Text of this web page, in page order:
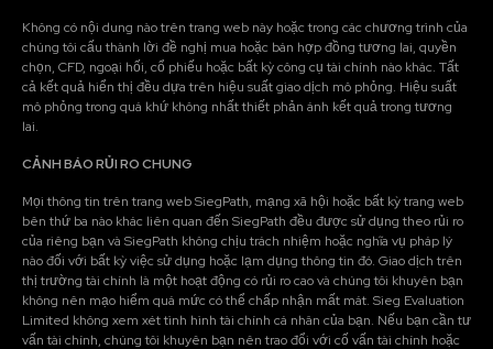
Không có nội dung nào trên trang web này hoặc trong các chương trình của
chúng tôi cấu thành lời đề nghị mua hoặc bán hợp đồng tương lai, quyền
chọn, CFD, ngoại hối, cổ phiếu hoặc bất kỳ công cụ tài chính nào khác. Tất
cả kết quả hiển thị đều dựa trên hiệu suất giao dịch mô phỏng. Hiệu suất
mô phỏng trong quá khứ không nhất thiết phản ánh kết quả trong tương
lai.
CẢNH BÁO RỦI RO CHUNG
Mọi thông tin trên trang web SiegPath, mạng xã hội hoặc bất kỳ trang web
bên thứ ba nào khác liên quan đến SiegPath đều được sử dụng theo rủi ro
của riêng bạn và SiegPath không chịu trách nhiệm hoặc nghĩa vụ pháp lý
nào đối với bất kỳ việc sử dụng hoặc lạm dụng thông tin đó. Giao dịch trên
thị trường tài chính là một hoạt động có rủi ro cao và chúng tôi khuyên bạn
không nên mạo hiểm quá mức có thể chấp nhận mất mát. Sieg Evaluation
Limited không xem xét tình hình tài chính cá nhân của bạn. Nếu bạn cần tư
vấn tài chính, chúng tôi khuyên bạn nên trao đổi với cố vấn tài chính hoặc